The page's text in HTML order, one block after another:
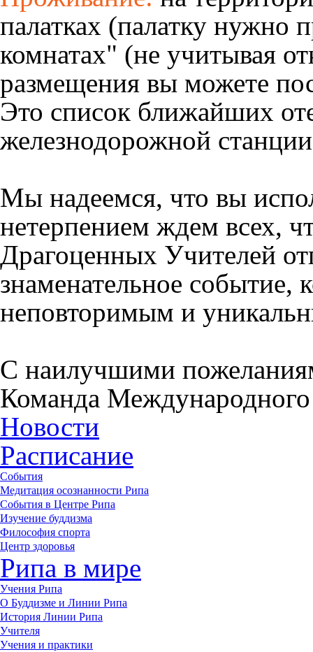
палатках (палатку нужно
комнатах" (не учитывая
размещения вы можете
Это список ближайших
железнодорожной
Мы надеемся, что вы
нетерпением ждем всех,
Драгоценных Учителей
знаменательное событие,
неповторимым и
С наилучшими
Команда
Новости
Расписание
События
Медитация осознанности Рипа
События в Центре Рипа
Изучение буддизма
Философия спорта
Центр здоровья
Рипа в мире
Учения Рипа
О Буддизме и Линии Рипа
История Линии Рипа
Учителя
Учения и практики